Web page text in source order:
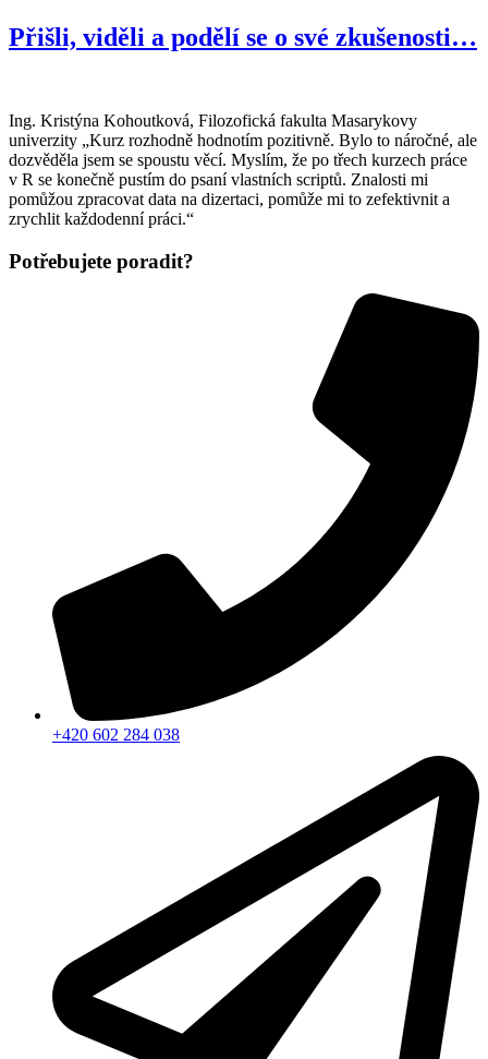
Přišli, viděli a podělí se o své zkušenosti…
Ing. Kristýna Kohoutková, Filozofická fakulta Masarykovy
univerzity „Kurz rozhodně hodnotím pozitivně. Bylo to náročné, ale
dozvěděla jsem se spoustu věcí. Myslím, že po třech kurzech práce
v R se konečně pustím do psaní vlastních scriptů. Znalosti mi
pomůžou zpracovat data na dizertaci, pomůže mi to zefektivnit a
zrychlit každodenní práci.“
Potřebujete poradit?
+420 602 284 038